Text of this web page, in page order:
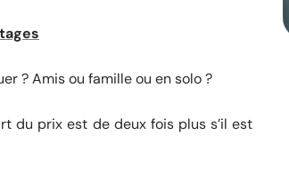
? Amis ou famille ou en solo ?
du prix est de deux fois plus s’il est